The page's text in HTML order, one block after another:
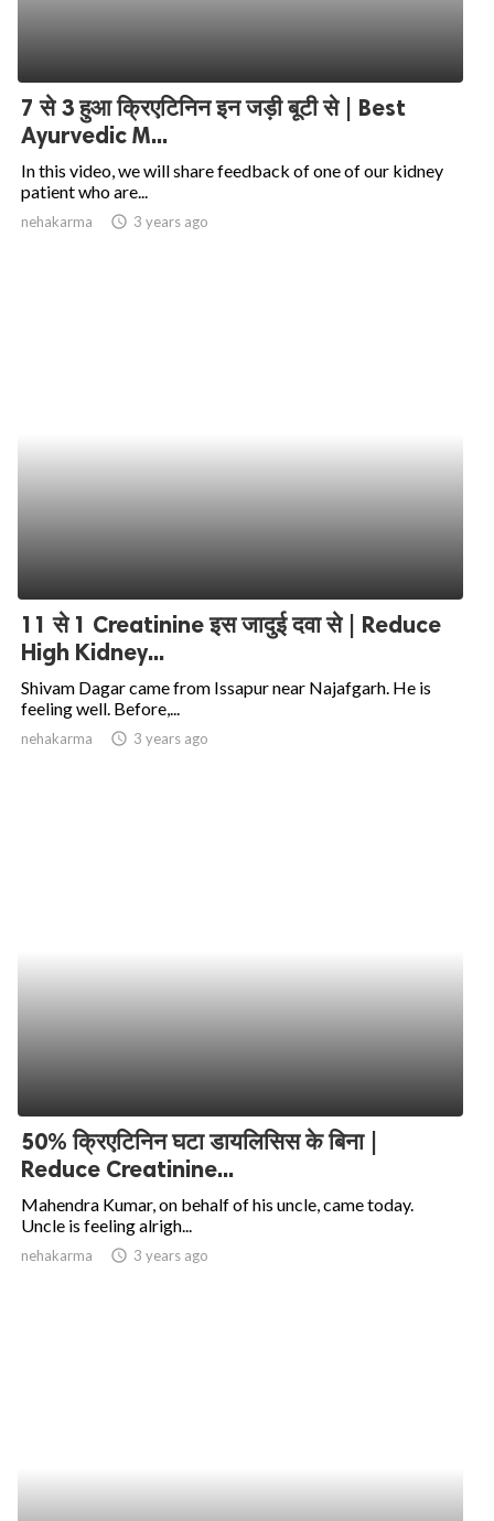
7 से 3 हुआ क्रिएटिनिन इन जड़ी बूटी से | Best
Ayurvedic M...
In this video, we will share feedback of one of our kidney
patient who are...
nehakarma access_time 3 years ago
11 से 1 Creatinine इस जादुई दवा से | Reduce
High Kidney...
Shivam Dagar came from Issapur near Najafgarh. He is
feeling well. Before,...
nehakarma access_time 3 years ago
50% क्रिएटिनिन घटा डायलिसिस के बिना |
Reduce Creatinine...
Mahendra Kumar, on behalf of his uncle, came today.
Uncle is feeling alrigh...
nehakarma access_time 3 years ago